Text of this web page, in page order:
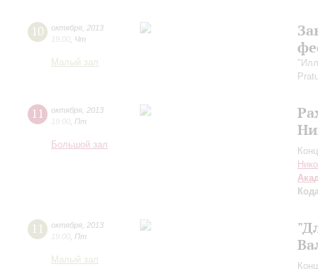
10 октября 2013
19:00 Чт
Малый зал
11 октября 2013
19:00 Пт
Большой зал
11 октября 2013
19:00 Пт
Малый зал